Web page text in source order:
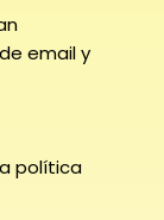
email y
política